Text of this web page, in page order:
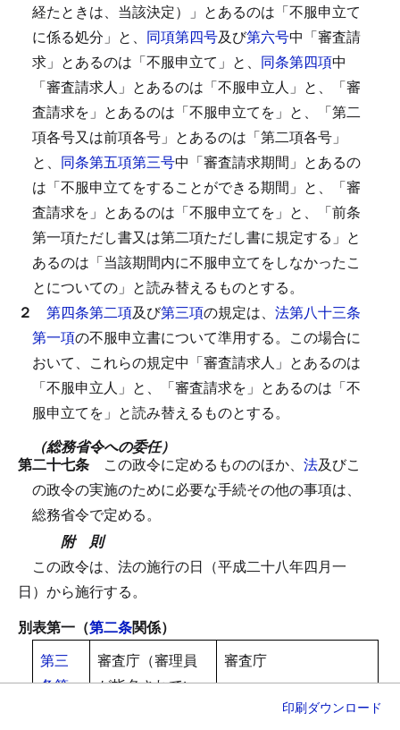
経たときは、当該決定）」とあるのは「不服申立て
に係る処分」と、 同項第四号及び第六号中「審査請
求」とあるのは「不服申立て」と、 同条第四項中
「審査請求人」とあるのは「不服申立人」と、「審
査請求を」とあるのは「不服申立てを」と、「第二
項各号又は前項各号」とあるのは「第二項各号」
と、 同条第五項第三号中「審査請求期間」とあるの
は「不服申立てをすることができる期間」と、「審
査請求を」とあるのは「不服申立てを」と、「前条
第一項ただし書又は第二項ただし書に規定する」と
あるのは「当該期間内に不服申立てをしなかったこ
とについての」と読み替えるものとする。
２ 第四条第二項及び第三項の規定は、 法第八十三条
第一項の不服申立書について準用する。 この場合に
おいて、これらの規定中「審査請求人」とあるのは
「不服申立人」と、「審査請求を」とあるのは「不
服申立てを」と読み替えるものとする。
（総務省令への委任）
第二十七条 この政令に定めるもののほか、 法及びこ
の政令の実施のために必要な手続その他の事項は、
総務省令で定める。
附 則
この政令は、法の施行の日（平成二十八年四月一
日）から施行する。
別表第一（第二条関係）
第三
条第
審査庁（審理員
が指名されてい
審査庁
印刷ダウンロード